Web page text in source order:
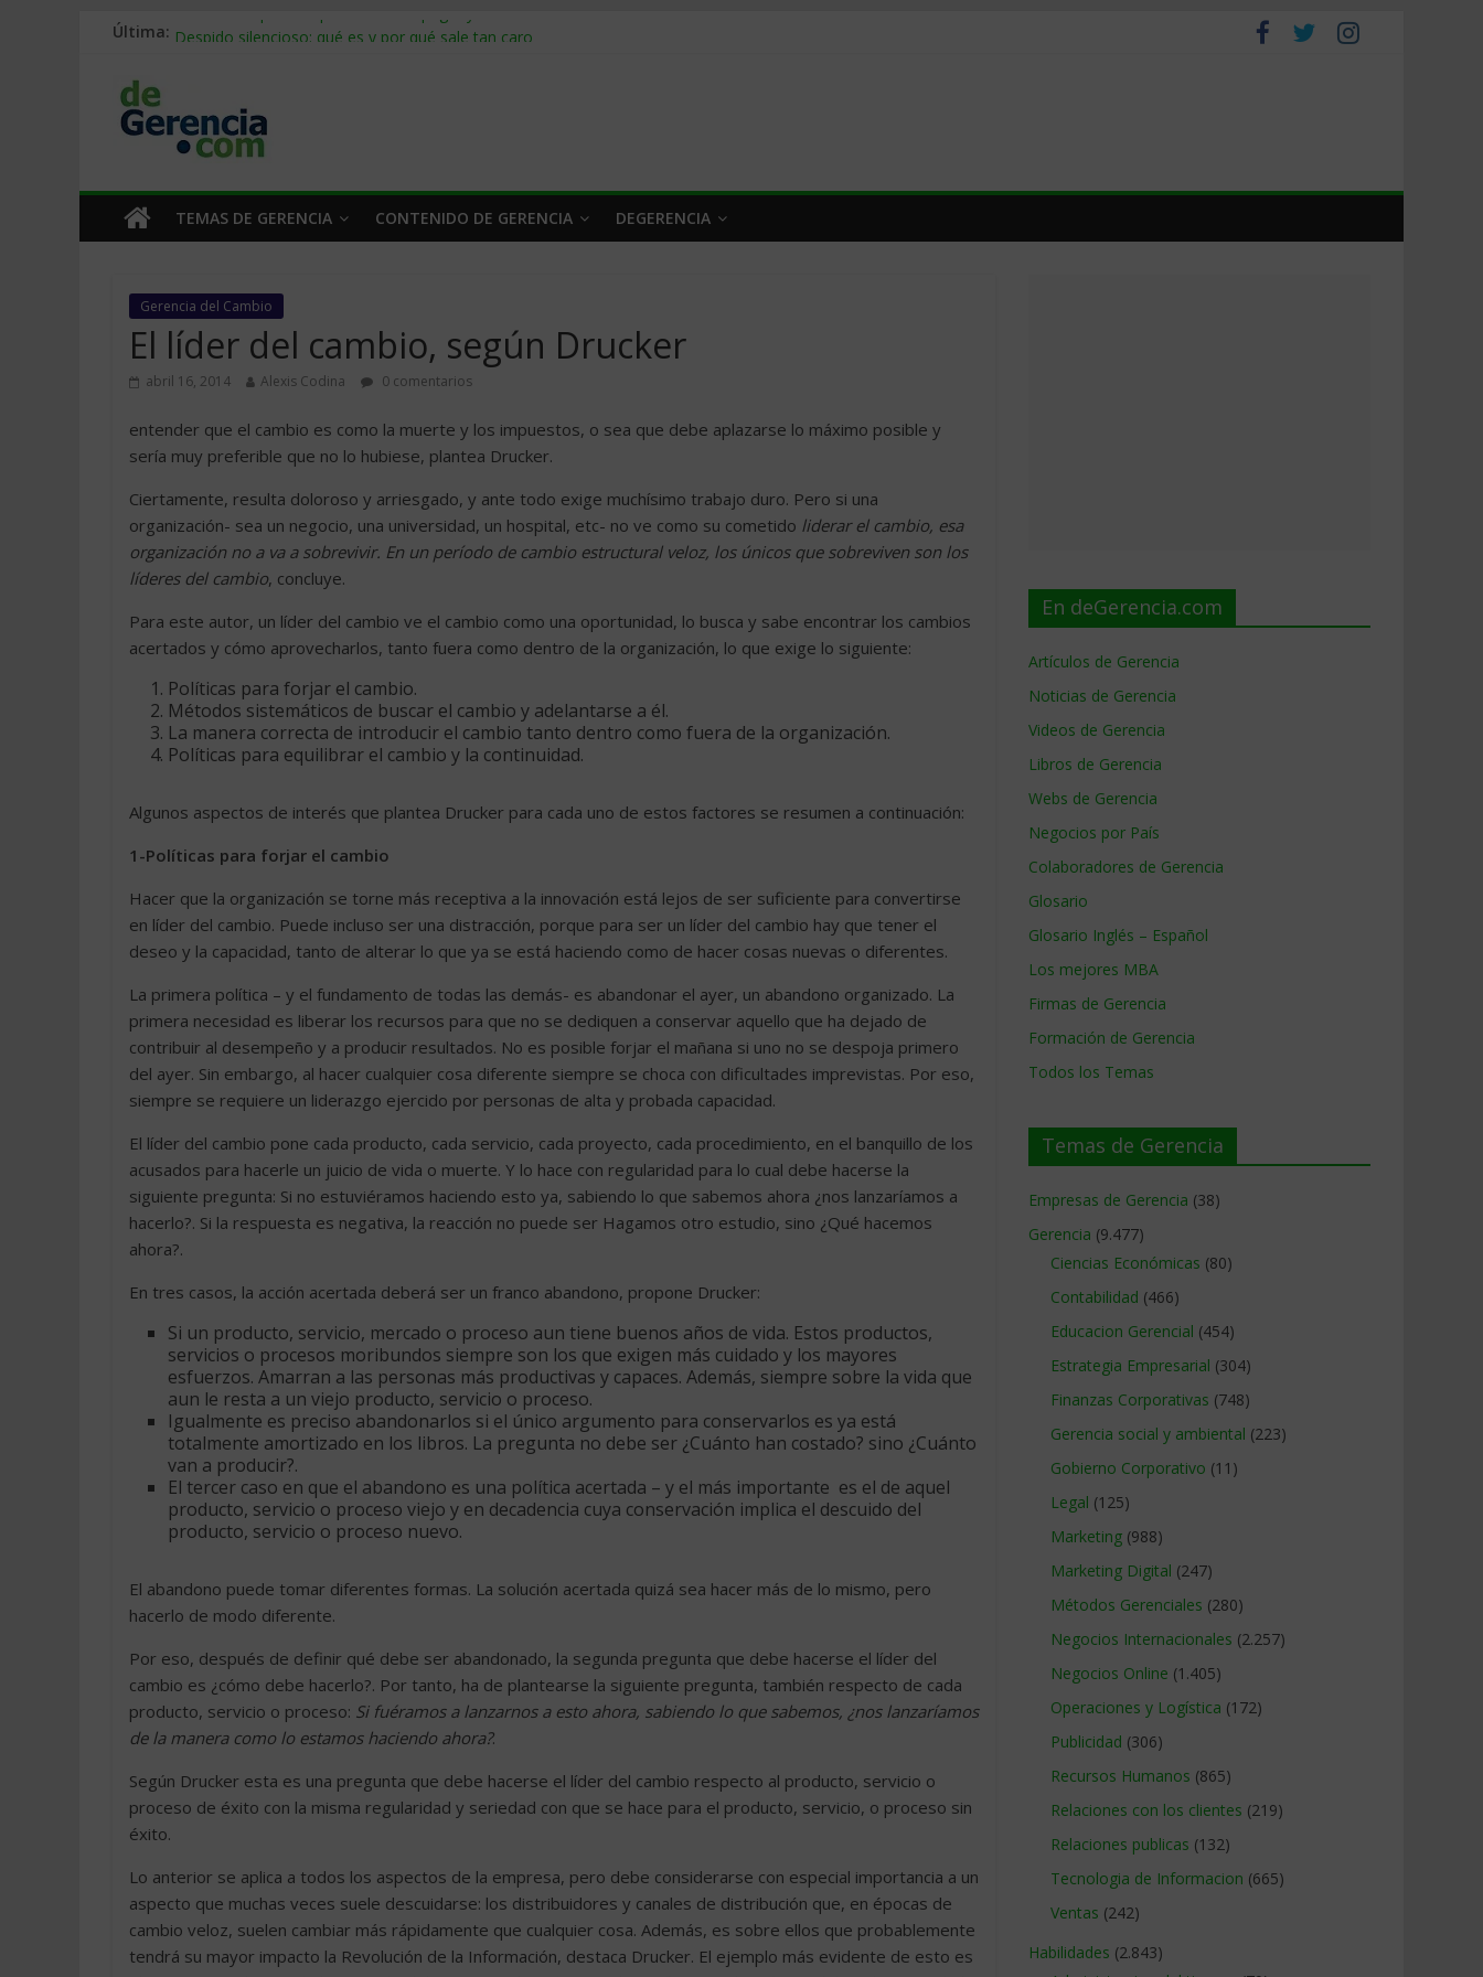
Última: Stablecoins para empresas: cómo pagar y cobrar en 2026
Trabajo forzoso en la cadena de suministro: qué hacer
Mercado hispano de EE. UU.: cómo segmentarlo y venderle
TEMAS DE GERENCIA CONTENIDO DE GERENCIA DEGERENCIA
Gerencia del Cambio
El líder del cambio, según Drucker
abril 16, 2014 Alexis Codina 0 comentarios
entender que el cambio es como la muerte y los impuestos, o sea que debe aplazarse lo máximo posible y
sería muy preferible que no lo hubiese, plantea Drucker.
Ciertamente, resulta doloroso y arriesgado, y ante todo exige muchísimo trabajo duro. Pero si una
organización- sea un negocio, una universidad, un hospital, etc- no ve como su cometido liderar el cambio, esa
organización no a va a sobrevivir. En un período de cambio estructural veloz, los únicos que sobreviven son los
líderes del cambio, concluye.
Para este autor, un líder del cambio ve el cambio como una oportunidad, lo busca y sabe encontrar los cambios
acertados y cómo aprovecharlos, tanto fuera como dentro de la organización, lo que exige lo siguiente:
Políticas para forjar el cambio.
Métodos sistemáticos de buscar el cambio y adelantarse a él.
La manera correcta de introducir el cambio tanto dentro como fuera de la organización.
Políticas para equilibrar el cambio y la continuidad.
Algunos aspectos de interés que plantea Drucker para cada uno de estos factores se resumen a continuación:
1-Políticas para forjar el cambio
Hacer que la organización se torne más receptiva a la innovación está lejos de ser suficiente para convertirse
en líder del cambio. Puede incluso ser una distracción, porque para ser un líder del cambio hay que tener el
deseo y la capacidad, tanto de alterar lo que ya se está haciendo como de hacer cosas nuevas o diferentes.
La primera política – y el fundamento de todas las demás- es abandonar el ayer, un abandono organizado. La
primera necesidad es liberar los recursos para que no se dediquen a conservar aquello que ha dejado de
contribuir al desempeño y a producir resultados. No es posible forjar el mañana si uno no se despoja primero
del ayer. Sin embargo, al hacer cualquier cosa diferente siempre se choca con dificultades imprevistas. Por eso,
siempre se requiere un liderazgo ejercido por personas de alta y probada capacidad.
El líder del cambio pone cada producto, cada servicio, cada proyecto, cada procedimiento, en el banquillo de los
acusados para hacerle un juicio de vida o muerte. Y lo hace con regularidad para lo cual debe hacerse la
siguiente pregunta: Si no estuviéramos haciendo esto ya, sabiendo lo que sabemos ahora ¿nos lanzaríamos a
hacerlo?. Si la respuesta es negativa, la reacción no puede ser Hagamos otro estudio, sino ¿Qué hacemos
ahora?.
En tres casos, la acción acertada deberá ser un franco abandono, propone Drucker:
Si un producto, servicio, mercado o proceso aun tiene buenos años de vida. Estos productos,
servicios o procesos moribundos siempre son los que exigen más cuidado y los mayores
esfuerzos. Amarran a las personas más productivas y capaces. Además, siempre sobre la vida que
aun le resta a un viejo producto, servicio o proceso.
Igualmente es preciso abandonarlos si el único argumento para conservarlos es ya está
totalmente amortizado en los libros. La pregunta no debe ser ¿Cuánto han costado? sino ¿Cuánto
van a producir?.
El tercer caso en que el abandono es una política acertada – y el más importante  es el de aquel
producto, servicio o proceso viejo y en decadencia cuya conservación implica el descuido del
producto, servicio o proceso nuevo.
El abandono puede tomar diferentes formas. La solución acertada quizá sea hacer más de lo mismo, pero
hacerlo de modo diferente.
Por eso, después de definir qué debe ser abandonado, la segunda pregunta que debe hacerse el líder del
cambio es ¿cómo debe hacerlo?. Por tanto, ha de plantearse la siguiente pregunta, también respecto de cada
producto, servicio o proceso: Si fuéramos a lanzarnos a esto ahora, sabiendo lo que sabemos, ¿nos lanzaríamos
de la manera como lo estamos haciendo ahora?.
Según Drucker esta es una pregunta que debe hacerse el líder del cambio respecto al producto, servicio o
proceso de éxito con la misma regularidad y seriedad con que se hace para el producto, servicio, o proceso sin
éxito.
Lo anterior se aplica a todos los aspectos de la empresa, pero debe considerarse con especial importancia a un
aspecto que muchas veces suele descuidarse: los distribuidores y canales de distribución que, en épocas de
cambio veloz, suelen cambiar más rápidamente que cualquier cosa. Además, es sobre ellos que probablemente
tendrá su mayor impacto la Revolución de la Información, destaca Drucker. El ejemplo más evidente de esto es
En deGerencia.com
Artículos de Gerencia
Noticias de Gerencia
Videos de Gerencia
Libros de Gerencia
Webs de Gerencia
Negocios por País
Colaboradores de Gerencia
Glosario
Glosario Inglés – Español
Los mejores MBA
Firmas de Gerencia
Formación de Gerencia
Todos los Temas
Temas de Gerencia
Empresas de Gerencia (38)
Gerencia (9.477)
Ciencias Económicas (80)
Contabilidad (466)
Educacion Gerencial (454)
Estrategia Empresarial (304)
Finanzas Corporativas (748)
Gerencia social y ambiental (223)
Gobierno Corporativo (11)
Legal (125)
Marketing (988)
Marketing Digital (247)
Métodos Gerenciales (280)
Negocios Internacionales (2.257)
Negocios Online (1.405)
Operaciones y Logística (172)
Publicidad (306)
Recursos Humanos (865)
Relaciones con los clientes (219)
Relaciones publicas (132)
Tecnologia de Informacion (665)
Ventas (242)
Habilidades (2.843)